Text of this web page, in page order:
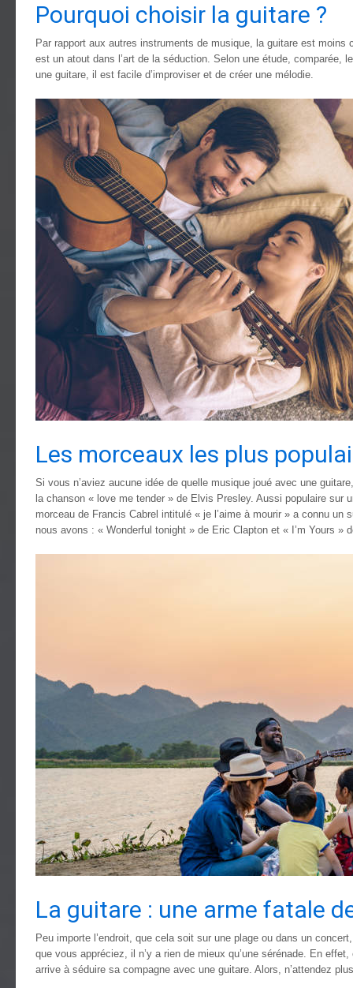
Pourquoi choisir la guitare ?
Par rapport aux autres instruments de musique, la guitare est
est un atout dans l’art de la séduction. Selon une étude,
une guitare, il est facile d’improviser et de créer une mélodie.
Les morceaux les plus
Si vous n’aviez aucune idée de quelle musique joué avec une
la chanson « love me tender » de Elvis Presley. Aussi populaire
morceau de Francis Cabrel intitulé « je l’aime à mourir » a connu
nous avons : « Wonderful tonight » de Eric Clapton et « I’m Yours »
La guitare : une arme fatale
Peu importe l’endroit, que cela soit sur une plage ou dans un
que vous appréciez, il n’y a rien de mieux qu’une sérénade. En
arrive à séduire sa compagne avec une guitare. Alors, n’attendez